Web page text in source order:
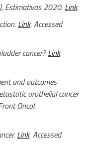
Estimativas 2020. Link.
Link. Accessed
cancer?Link.
and outcomes
urothelial cancer
Oncol.
Link. Accessed